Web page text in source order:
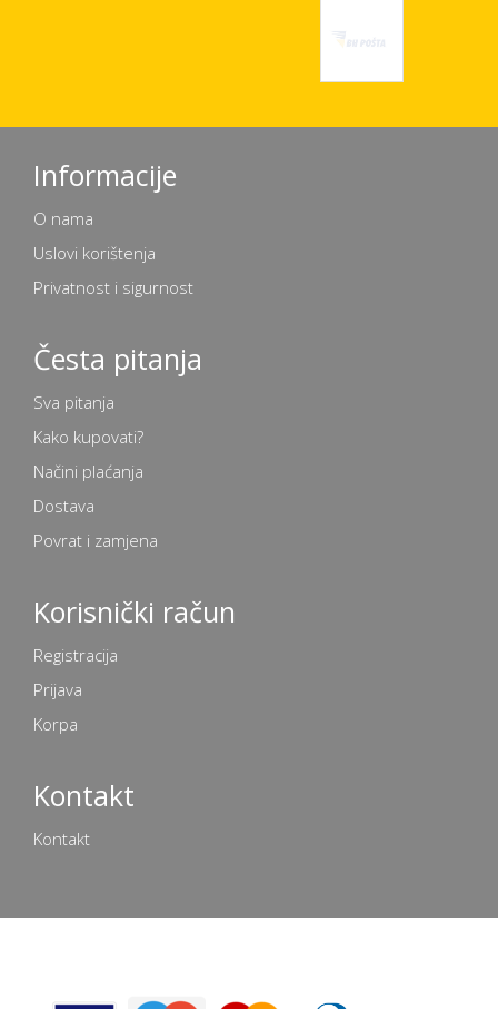
Informacije
O nama
Uslovi korištenja
Privatnost i sigurnost
Česta pitanja
Sva pitanja
Kako kupovati?
Načini plaćanja
Dostava
Povrat i zamjena
Korisnički račun
Registracija
Prijava
Korpa
Kontakt
Kontakt